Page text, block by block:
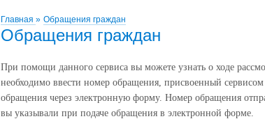
Главная » Обращения граждан
Обращения граждан
При помощи данного сервиса вы можете узнать о ходе
необходимо ввести номер обращения, присвоенный
обращения через электронную форму. Номер обращения
вы указывали при подаче обращения в электронной форме.